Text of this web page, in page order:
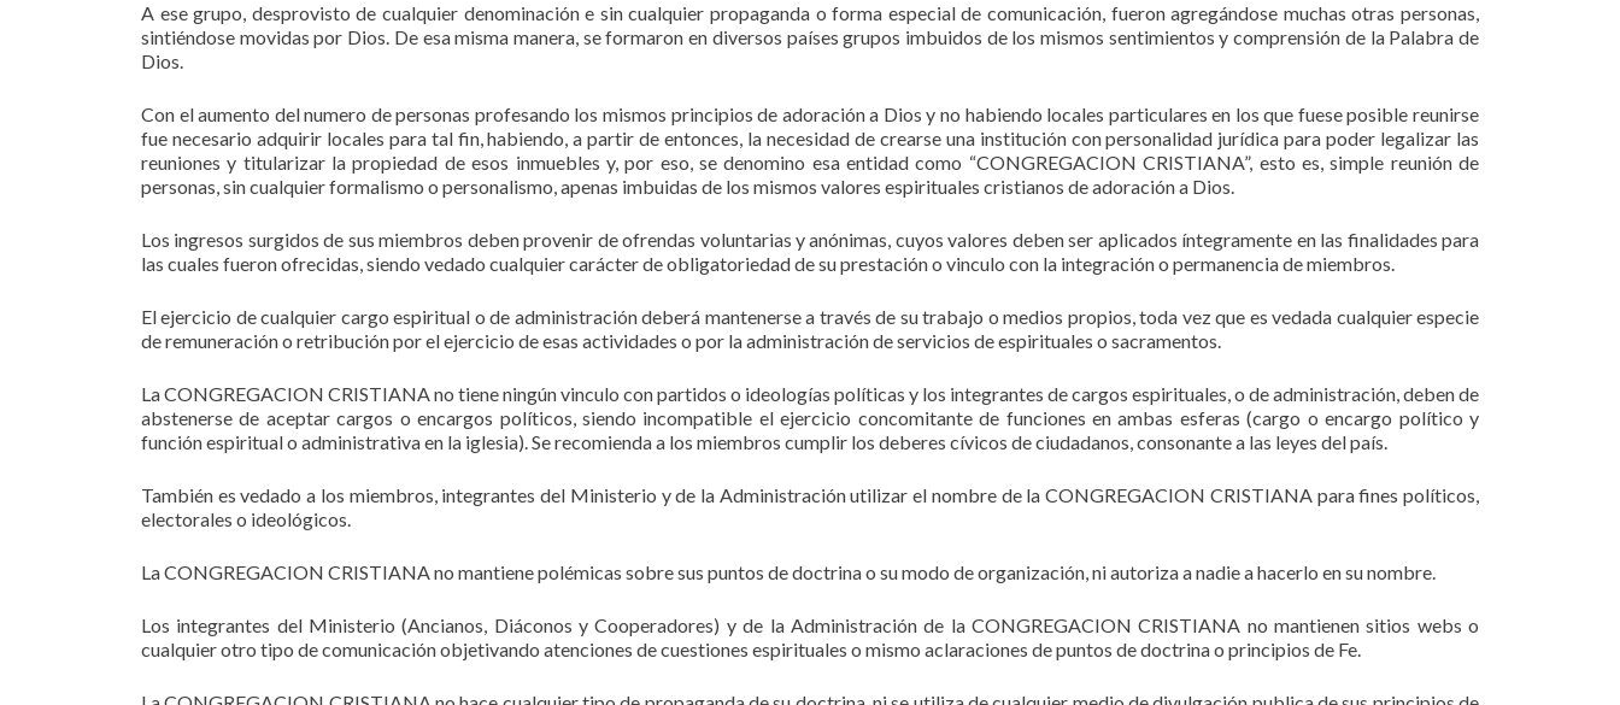
A ese grupo, desprovisto de cualquier denominación e sin cualquier propaganda o forma especial de comunicación, fueron agregándose muchas otras personas,
sintiéndose movidas por Dios. De esa misma manera, se formaron en diversos países grupos imbuidos de los mismos sentimientos y comprensión de la Palabra de
Dios.
Con el aumento del numero de personas profesando los mismos principios de adoración a Dios y no habiendo locales particulares en los que fuese posible reunirse
fue necesario adquirir locales para tal fin, habiendo, a partir de entonces, la necesidad de crearse una institución con personalidad jurídica para poder legalizar las
reuniones y titularizar la propiedad de esos inmuebles y, por eso, se denomino esa entidad como “CONGREGACION CRISTIANA”, esto es, simple reunión de
personas, sin cualquier formalismo o personalismo, apenas imbuidas de los mismos valores espirituales cristianos de adoración a Dios.
Los ingresos surgidos de sus miembros deben provenir de ofrendas voluntarias y anónimas, cuyos valores deben ser aplicados íntegramente en las finalidades para
las cuales fueron ofrecidas, siendo vedado cualquier carácter de obligatoriedad de su prestación o vinculo con la integración o permanencia de miembros.
El ejercicio de cualquier cargo espiritual o de administración deberá mantenerse a través de su trabajo o medios propios, toda vez que es vedada cualquier especie
de remuneración o retribución por el ejercicio de esas actividades o por la administración de servicios de espirituales o sacramentos.
La CONGREGACION CRISTIANA no tiene ningún vinculo con partidos o ideologías políticas y los integrantes de cargos espirituales, o de administración, deben de
abstenerse de aceptar cargos o encargos políticos, siendo incompatible el ejercicio concomitante de funciones en ambas esferas (cargo o encargo político y
función espiritual o administrativa en la iglesia). Se recomienda a los miembros cumplir los deberes cívicos de ciudadanos, consonante a las leyes del país.
También es vedado a los miembros, integrantes del Ministerio y de la Administración utilizar el nombre de la CONGREGACION CRISTIANA para fines políticos,
electorales o ideológicos.
La CONGREGACION CRISTIANA no mantiene polémicas sobre sus puntos de doctrina o su modo de organización, ni autoriza a nadie a hacerlo en su nombre.
Los integrantes del Ministerio (Ancianos, Diáconos y Cooperadores) y de la Administración de la CONGREGACION CRISTIANA no mantienen sitios webs o
cualquier otro tipo de comunicación objetivando atenciones de cuestiones espirituales o mismo aclaraciones de puntos de doctrina o principios de Fe.